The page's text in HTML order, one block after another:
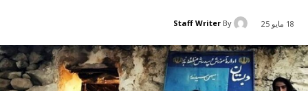
18 مايو 25 By
Staff Writer